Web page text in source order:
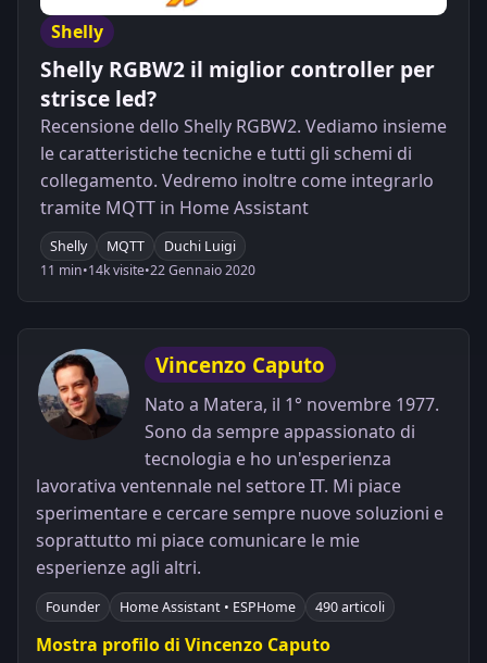
Shelly
Shelly RGBW2 il miglior controller per
strisce led?
Recensione dello Shelly RGBW2. Vediamo insieme
le caratteristiche tecniche e tutti gli schemi di
collegamento. Vedremo inoltre come integrarlo
tramite MQTT in Home Assistant
Shelly MQTT
Duchi Luigi
11 min•14k visite•22 Gennaio 2020
Vincenzo Caputo
Nato a Matera, il 1° novembre 1977.
Sono da sempre appassionato di
tecnologia e ho un'esperienza
lavorativa ventennale nel settore IT. Mi piace
sperimentare e cercare sempre nuove soluzioni e
soprattutto mi piace comunicare le mie
esperienze agli altri.
Founder Home Assistant • ESPHome 490 articoli
Mostra profilo di Vincenzo Caputo